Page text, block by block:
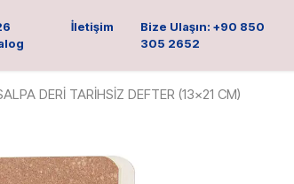
İletişim
Bize Ulaşın: +90 850
305 2652
DERİ TARİHSİZ DEFTER (13x21 CM)